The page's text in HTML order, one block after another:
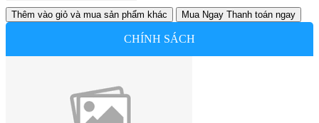
Thêm vào giỏ và mua sản phẩm khác Mua Ngay Thanh toán ngay
CHÍNH SÁCH